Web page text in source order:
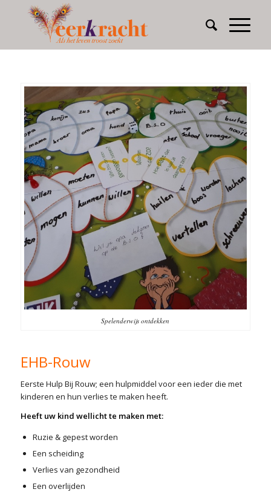
Spelenderwijs ontdekken
EHB-Rouw
Eerste Hulp Bij Rouw; een hulpmiddel voor een ieder die met
kinderen en hun verlies te maken heeft.
Heeft uw kind wellicht te maken met:
Ruzie & gepest worden
Een scheiding
Verlies van gezondheid
Een overlijden